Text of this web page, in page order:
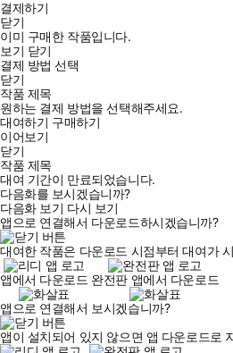
결제하기
닫기
이미 구매한 작품입니다.
보기 닫기
결제 방법 선택
닫기
작품 제목
원하는 결제 방법을 선택해주세요.
대여하기 구매하기
이어보기
닫기
작품 제목
대여 기간이 만료되었습니다.
다음화를 보시겠습니까?
다음화 보기 다시 보기
앱으로 연결해서 다운로드하시겠습니까?
대여한 작품은 다운로드 시점부터 대여가
앱에서 다운로드 완전판 앱에서 다운로드
앱으로 연결해서 보시겠습니까?
앱이 설치되어 있지 않으면 앱 다운로드로